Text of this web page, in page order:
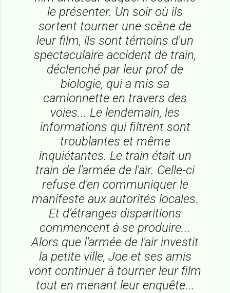
le présenter. Un soir où ils
sortent tourner une scène de
leur film, ils sont témoins d'un
spectaculaire accident de train,
déclenché par leur prof de
biologie, qui a mis sa
camionnette en travers des
voies... Le lendemain, les
informations qui filtrent sont
troublantes et même
inquiétantes. Le train était un
train de l'armée de l'air. Celle-ci
refuse d'en communiquer le
manifeste aux autorités locales.
Et d'étranges disparitions
commencent à se produire...
Alors que l'armée de l'air investit
la petite ville, Joe et ses amis
vont continuer à tourner leur film
tout en menant leur enquête...